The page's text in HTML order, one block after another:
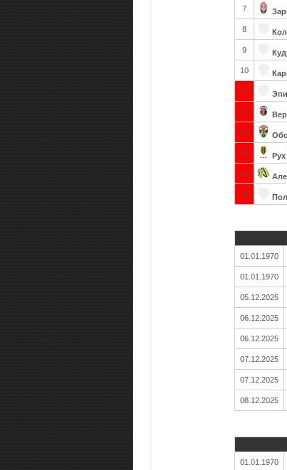
7
8
9
10
11
12
13
14
15
16
01.01.1970
01.01.1970
05.12.2025
06.12.2025
06.12.2025
07.12.2025
07.12.2025
08.12.2025
01.01.1970